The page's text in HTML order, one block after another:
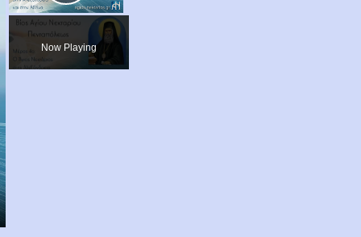
Video
Now Playing